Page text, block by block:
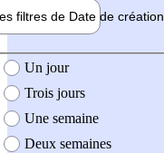
filtres de Date de création
création de l'offre
Un jour
Trois jours
Une semaine
Deux semaines